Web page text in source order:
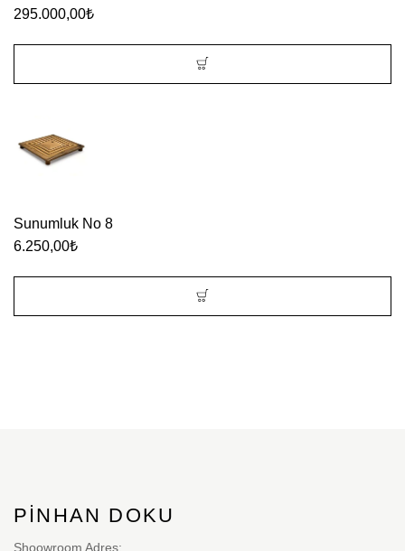
295.000,00₺
Sunumluk No 8
6.250,00₺
PINHAN DOKU
Shoowroom Adres: